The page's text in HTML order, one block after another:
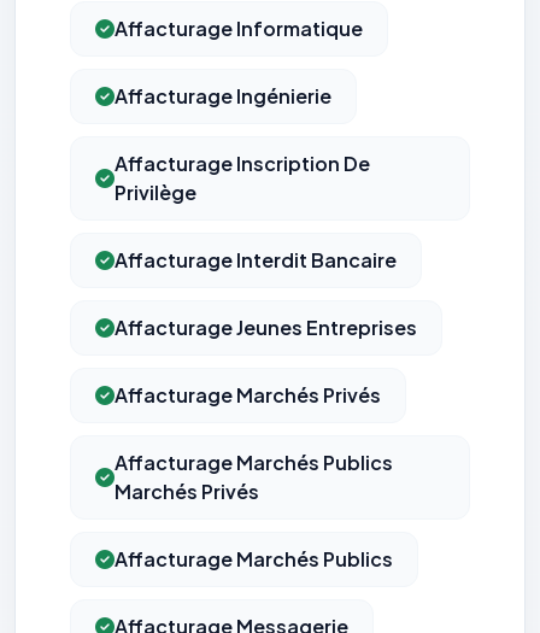
Affacturage Informatique
Affacturage Ingénierie
Affacturage Inscription De
Privilège
Affacturage Interdit Bancaire
Affacturage Jeunes Entreprises
Affacturage Marchés Privés
Affacturage Marchés Publics
Marchés Privés
Affacturage Marchés Publics
Affacturage Messagerie